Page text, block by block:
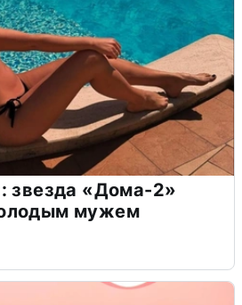
звезда «Дома-2»
мужем